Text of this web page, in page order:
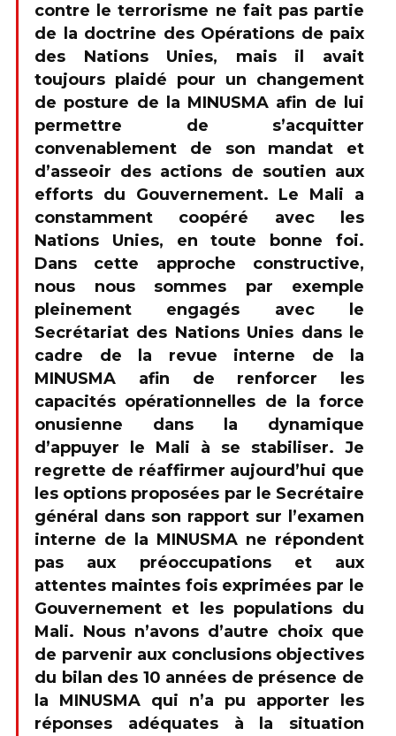
contre le terrorisme ne fait pas partie
de la doctrine des Opérations de paix
des Nations Unies, mais il avait
toujours plaidé pour un changement
de posture de la MINUSMA afin de lui
permettre de s’acquitter
convenablement de son mandat et
d’asseoir des actions de soutien aux
efforts du Gouvernement. Le Mali a
constamment coopéré avec les
Nations Unies, en toute bonne foi.
Dans cette approche constructive,
nous nous sommes par exemple
pleinement engagés avec le
Secrétariat des Nations Unies dans le
cadre de la revue interne de la
MINUSMA afin de renforcer les
capacités opérationnelles de la force
onusienne dans la dynamique
d’appuyer le Mali à se stabiliser. Je
regrette de réaffirmer aujourd’hui que
les options proposées par le Secrétaire
général dans son rapport sur l’examen
interne de la MINUSMA ne répondent
pas aux préoccupations et aux
attentes maintes fois exprimées par le
Gouvernement et les populations du
Mali. Nous n’avons d’autre choix que
de parvenir aux conclusions objectives
du bilan des 10 années de présence de
la MINUSMA qui n’a pu apporter les
réponses adéquates à la situation